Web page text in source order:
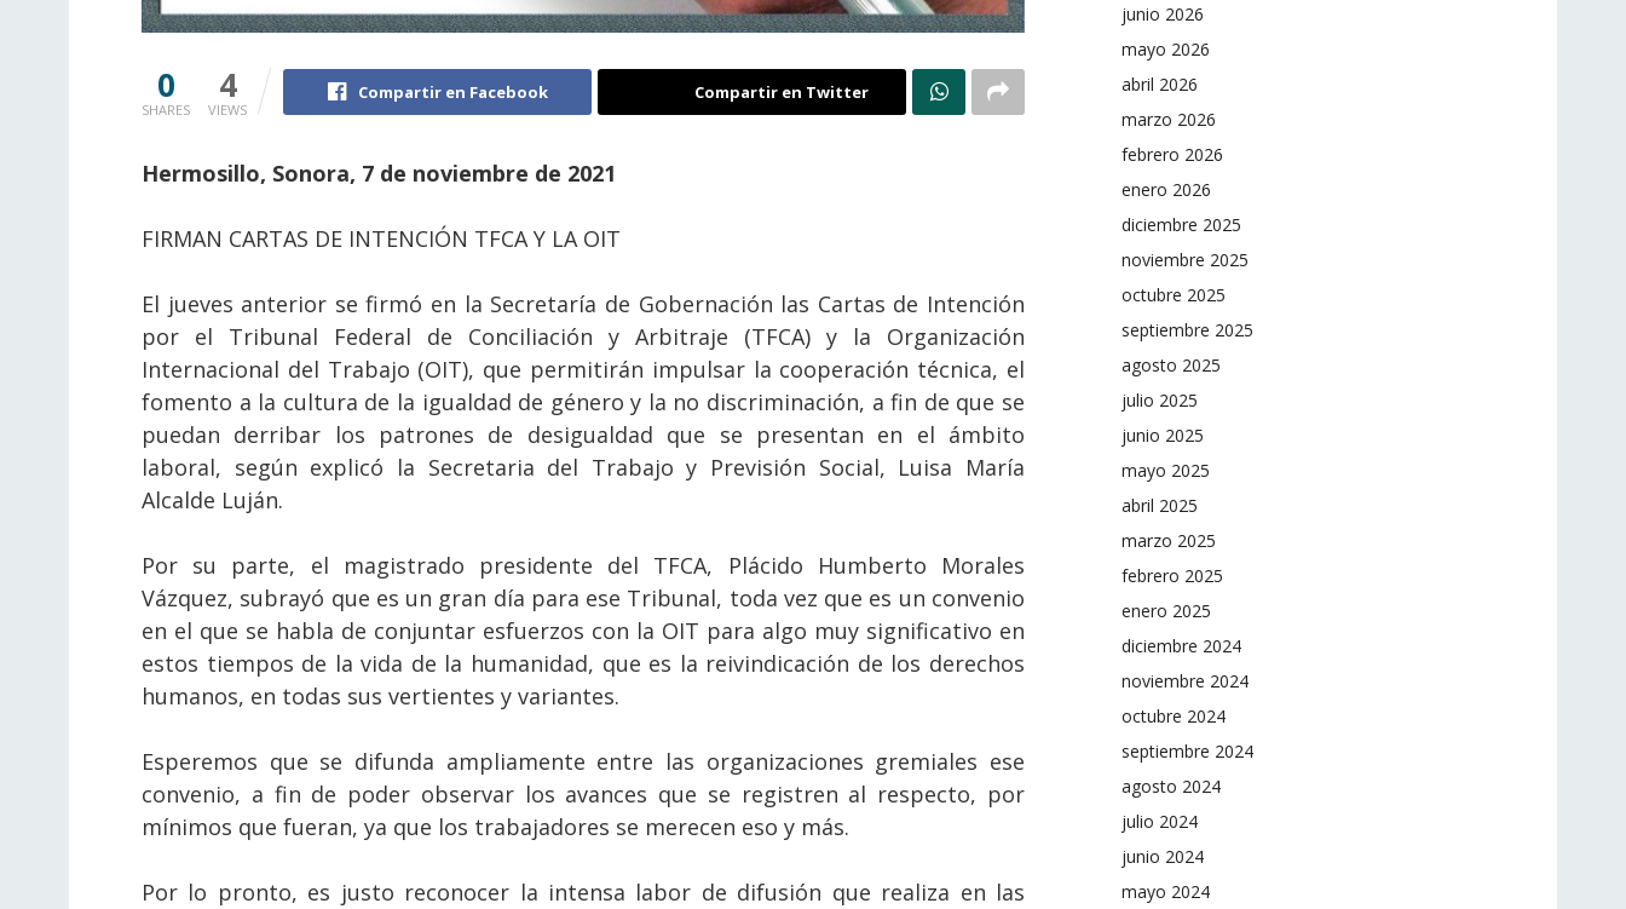
0
SHARES
4
VIEWS
Compartir en Facebook Compartir en Twitter
Hermosillo, Sonora, 7 de noviembre de 2021
FIRMAN CARTAS DE INTENCIÓN TFCA Y LA OIT
El jueves anterior se firmó en la Secretaría de Gobernación las Cartas de Intención
por el Tribunal Federal de Conciliación y Arbitraje (TFCA) y la Organización
Internacional del Trabajo (OIT), que permitirán impulsar la cooperación técnica, el
fomento a la cultura de la igualdad de género y la no discriminación, a fin de que se
puedan derribar los patrones de desigualdad que se presentan en el ámbito
laboral, según explicó la Secretaria del Trabajo y Previsión Social, Luisa María
Alcalde Luján.
Por su parte, el magistrado presidente del TFCA, Plácido Humberto Morales
Vázquez, subrayó que es un gran día para ese Tribunal, toda vez que es un convenio
en el que se habla de conjuntar esfuerzos con la OIT para algo muy significativo en
estos tiempos de la vida de la humanidad, que es la reivindicación de los derechos
humanos, en todas sus vertientes y variantes.
Esperemos que se difunda ampliamente entre las organizaciones gremiales ese
convenio, a fin de poder observar los avances que se registren al respecto, por
mínimos que fueran, ya que los trabajadores se merecen eso y más.
Por lo pronto, es justo reconocer la intensa labor de difusión que realiza en las
junio 2026
mayo 2026
abril 2026
marzo 2026
febrero 2026
enero 2026
diciembre 2025
noviembre 2025
octubre 2025
septiembre 2025
agosto 2025
julio 2025
junio 2025
mayo 2025
abril 2025
marzo 2025
febrero 2025
enero 2025
diciembre 2024
noviembre 2024
octubre 2024
septiembre 2024
agosto 2024
julio 2024
junio 2024
mayo 2024